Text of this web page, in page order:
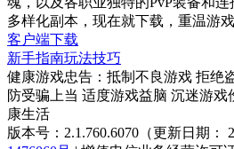
多样化副本，现在就下载，重温游
客户端下载
新手指南玩法技巧
健康游戏忠告：抵制不良游戏 拒绝
防受骗上当 适度游戏益脑 沉迷游戏
康生活
版本号：2.1.760.6070（更新日期：
1476060号| 增值电信业务经营许可